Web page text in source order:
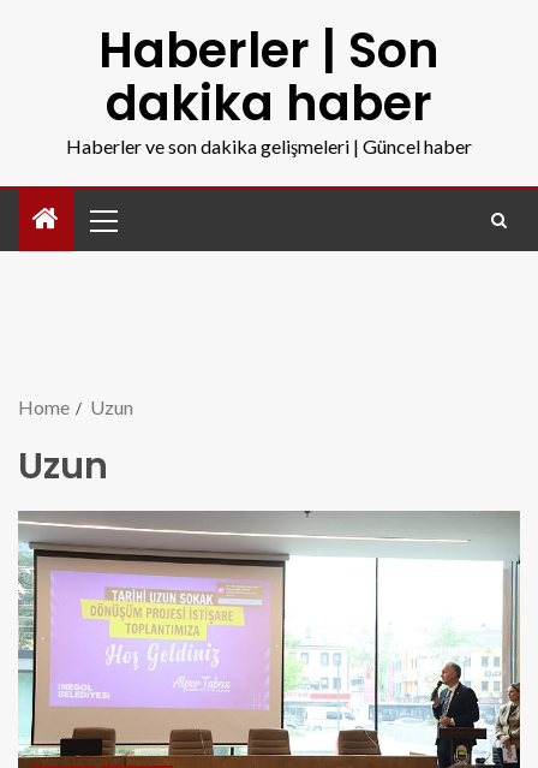
Haberler | Son
dakika haber
Haberler ve son dakika gelişmeleri | Güncel haber
Home Uzun
Uzun